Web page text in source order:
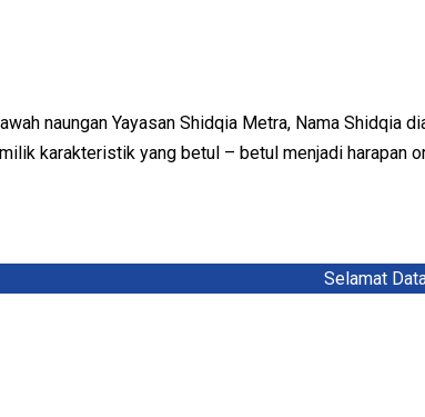
naungan Yayasan Shidqia Metra, Nama Shidqia
karakteristik yang betul – betul menjadi harapan
Selamat